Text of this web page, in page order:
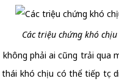
Các triệu chứng khó
phải ai cũng trải
khó chịu có thể tiếp